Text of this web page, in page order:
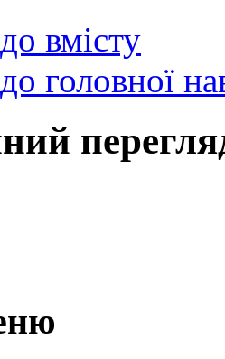
вмісту
головної